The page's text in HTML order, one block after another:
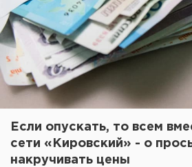
Если опускать, то всем
сети «Кировский» - о
накручивать цены